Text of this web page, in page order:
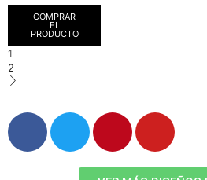
COMPRAR
EL
PRODUCTO
1
2